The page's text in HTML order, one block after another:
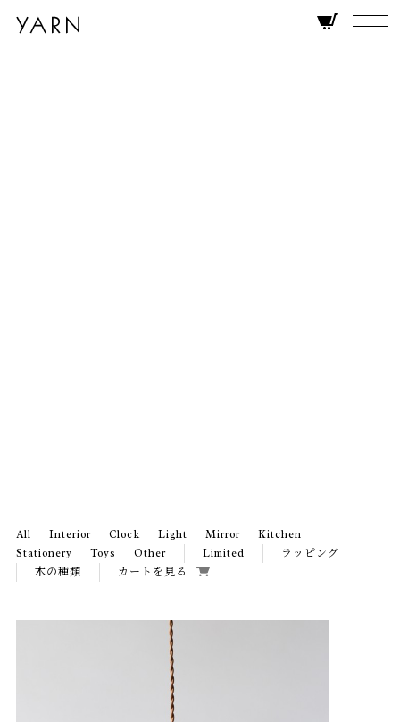
All Interior Clock Light Mirror
Kitchen
Stationery
Toys Other Limited
ラッピング
木の種類
カートを見る